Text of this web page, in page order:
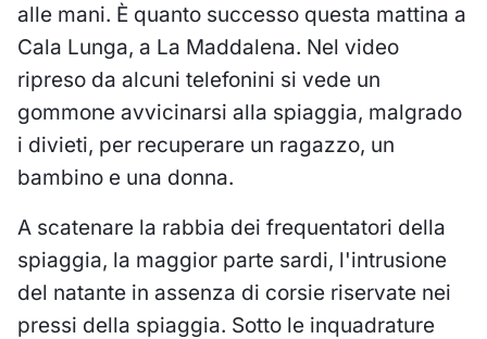
alle mani. È quanto successo questa mattina a
Cala Lunga, a La Maddalena. Nel video
ripreso da alcuni telefonini si vede un
gommone avvicinarsi alla spiaggia, malgrado
i divieti, per recuperare un ragazzo, un
bambino e una donna.
A scatenare la rabbia dei frequentatori della
spiaggia, la maggior parte sardi, l'intrusione
del natante in assenza di corsie riservate nei
pressi della spiaggia. Sotto le inquadrature